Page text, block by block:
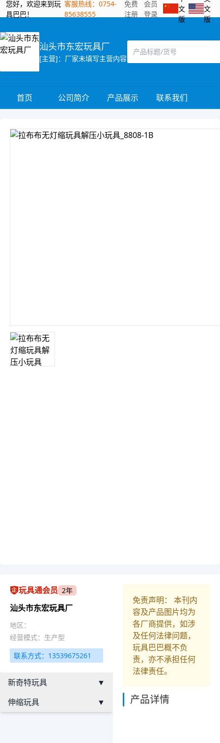
您好，欢迎来到玩
具巴巴！
客服热线：0754-
85638555
免费
注册
会员
登录
文
版
文
版
汕头市东宏玩具厂
[主营]：厂家未填写主营内容
首页 公司简介 产品展示 联系我们
玩具通会员 2年
汕头市东宏玩具厂
地区：
经营模式：生产型
联系方式：13539675261
新奇特玩具
▼
伸缩玩具
▼
免责声明： 本刊内
容及产品图片均为
各厂商提供，如涉
及任何法律问题，
玩具巴巴概不负
责，亦不承担任何
法律责任。
产品详情